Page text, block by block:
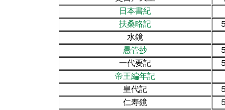
日本書紀
扶桑略記
水鏡
愚管抄
一代要記
帝王編年記
皇代記
仁寿鏡